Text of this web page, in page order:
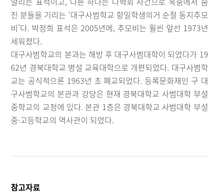
진 분들을 기리는 ‘대구사범학교 항일학생의거 순절 동지추모
비’다. 박정희 표석은 2005년에, 추모비는 훨씬 앞선 1973년
세워졌다.
대구사범학교의 본과는 해방 후 대구사범대학이 되었다가 19
62년 경북대학교 병설 교육대학으로 개편되었다. 대구사범학
교는 공식적으론 1963년 초 폐교되었다. 등록문화재인 구 대
구사범학교의 본관과 강당은 현재 경북대학교 사범대학 부설
중학교의 교정에 있다. 본관 1층은 경북대학교 사범대학 부설
중·고등학교의 역사관이 되었다.
참고자료